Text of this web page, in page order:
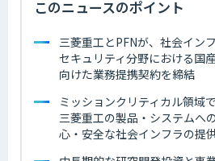
このニュースのポイント
三菱重工とPFNが、社会イン
セキュリティ分野における国
向けた業務提携契約を締結
ミッションクリティカル領域
三菱重工の製品・システムへ
心・安全な社会インフラの提